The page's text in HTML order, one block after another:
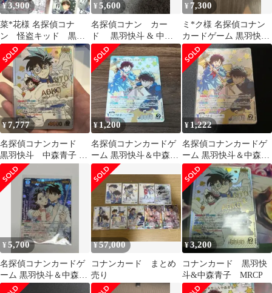
¥3,900
菜*花様 名探偵コナ
ン 怪盗キッド 黒羽
快斗 中森青子 ノー
マルプロモ MRP
¥5,600
名探偵コナン カー
ド 黒羽快斗 & 中森
青子 MRP
¥ 7,300
ミ*ク様 名探偵コナン
カードゲーム 黒羽快斗
& 中森青子 MRP
¥7,777
名探偵コナンカード
黒羽快斗 中森青子
mrcp
¥1,200
名探偵コナンカードゲ
ーム 黒羽快斗＆中森青
子 MR
¥ 1,222
名探偵コナンカードゲ
ーム 黒羽快斗＆中森青
子 MR
¥5,700
名探偵コナンカードゲ
ーム 黒羽快斗＆中森青
子 MR
¥57,000
コナンカード まとめ
売り
¥3,200
コナンカード 黒羽快
斗&中森青子 MRCP